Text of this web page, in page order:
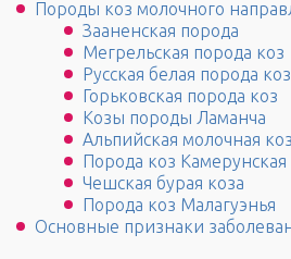
Породы коз молочного
Зааненская порода
Мегрельская порода коз
Русская белая порода коз
Горьковская порода коз
Козы породы Ламанча
Альпийская молочная
Порода коз Камерунская
Чешская бурая коза
Порода коз Малагуэнья
Основные признаки